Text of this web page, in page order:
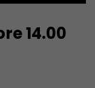
14.00